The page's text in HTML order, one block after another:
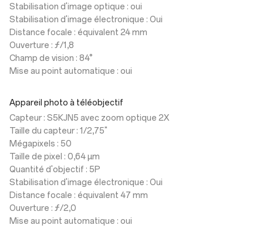
Stabilisation d'image optique : oui
Stabilisation d'image électronique : Oui
Distance focale : équivalent 24 mm
Ouverture : ƒ/1,8
Champ de vision : 84°
Mise au point automatique : oui
Appareil photo à téléobjectif
Capteur : S5KJN5 avec zoom optique 2X
Taille du capteur : 1/2,75"
Mégapixels : 50
Taille de pixel : 0,64 µm
Quantité d'objectif : 5P
Stabilisation d'image électronique : Oui
Distance focale : équivalent 47 mm
Ouverture : ƒ/2,0
Mise au point automatique : oui